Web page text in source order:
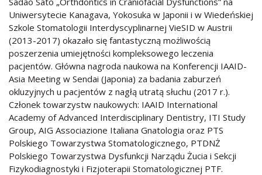
Uniwersytecie Kanagava, Yokosuka w Japonii i w Wiedeńskiej
Szkole Stomatologii Interdyscyplinarnej VieSID w Austrii
(2013-2017) okazało się fantastyczną możliwością
poszerzenia umiejętności kompleksowego leczenia
pacjentów. Główna nagroda naukowa na Konferencji IAAID-
Asia Meeting w Sendai (Japonia) za badania zaburzeń
okluzyjnych u pacjentów z nagłą utratą słuchu (2017 r.).
Członek towarzystw naukowych: IAAID International
Academy of Advanced Interdisciplinary Dentistry, ITI Study
Group, AIG Associazione Italiana Gnatologia oraz PTS
Polskiego Towarzystwa Stomatologicznego, PTDNŻ
Polskiego Towarzystwa Dysfunkcji Narządu Żucia i Sekcji
Fizykodiagnostyki i Fizjoterapii Stomatologicznej PTF.